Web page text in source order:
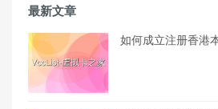
最新文章
如何成立注册香港